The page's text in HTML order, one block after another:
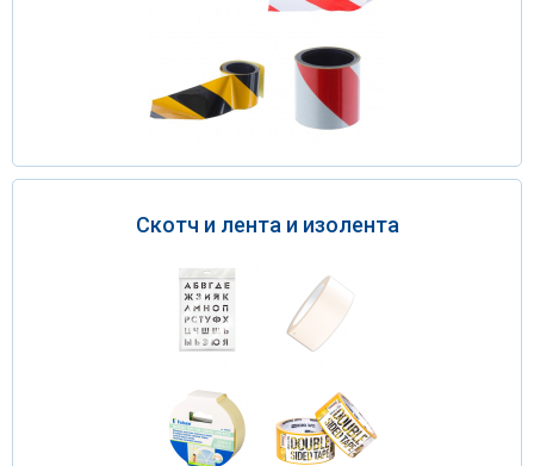
Скотч и лента и изолента